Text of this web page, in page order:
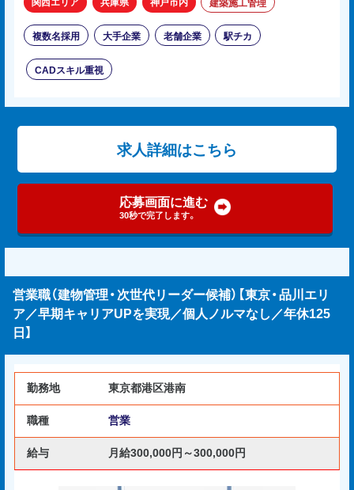
複数名採用 大手企業 老舗企業 駅チカ
CADスキル重視
求人詳細はこちら
応募画面に進む
30秒で完了します。
営業職（建物管理・次世代リーダー候補）【東京・品川エリ
ア／早期キャリアUPを実現／個人ノルマなし／年休125
日】
勤務地 東京都港区港南
職種 営業
給与 月給300,000円～300,000円